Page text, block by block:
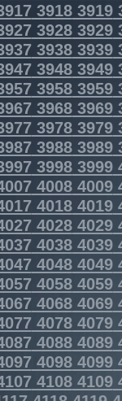
39183919
39283929
39383939
39483949
39583959
39683969
39783979
39883989
39983999
40084009
40184019
40284029
40384039
40484049
40584059
40684069
40784079
40884089
40984099
41084109